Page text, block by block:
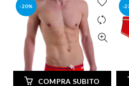
-20%
COMPRA SUBITO
-